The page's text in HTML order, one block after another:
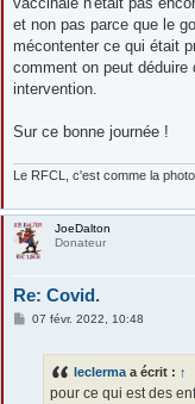
et non pas parce que le
mécontenter ce qui était
comment on peut
intervention.
Sur ce bonne journée !
Le RFCL, c'est comme la
JoeDalton
Donateur
Re: Covid.
M07 févr. 2022, 10:48
leclerma a écrit : ↑
pour ce qui est des